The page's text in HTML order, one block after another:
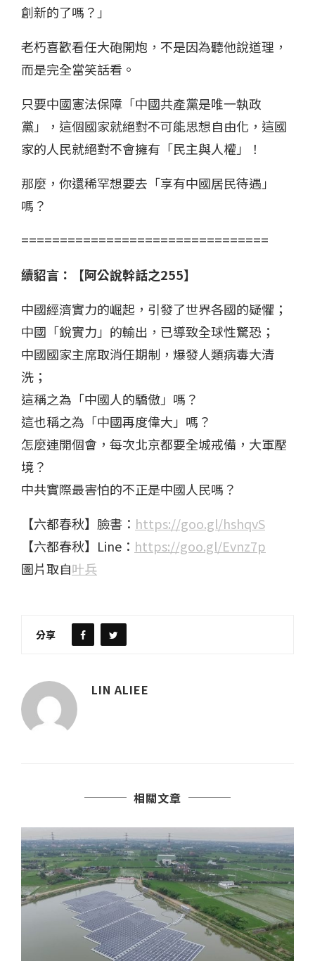
創新的了嗎？」
老朽喜歡看任大砲開炮，不是因為聽他說道理，
而是完全當笑話看。
只要中國憲法保障「中國共產黨是唯一執政
黨」，這個國家就絕對不可能思想自由化，這國
家的人民就絕對不會擁有「民主與人權」！
那麼，你還稀罕想要去「享有中國居民待遇」
嗎？
================================
續貂言：【阿公說幹話之255】
中國經濟實力的崛起，引發了世界各國的疑懼；
中國「銳實力」的輸出，已導致全球性驚恐；
中國國家主席取消任期制，爆發人類病毒大清
洗；
這稱之為「中國人的驕傲」嗎？
這也稱之為「中國再度偉大」嗎？
怎麼連開個會，每次北京都要全城戒備，大軍壓
境？
中共實際最害怕的不正是中國人民嗎？
【六都春秋】臉書： https://goo.gl/hshqvS
【六都春秋】Line： https://goo.gl/Evnz7p
圖片取自叶兵
分享
LIN ALIEE
相關文章